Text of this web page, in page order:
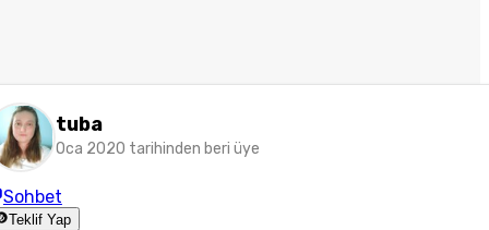
tuba
Oca 2020 tarihinden beri üye
Sohbet
Teklif Yap